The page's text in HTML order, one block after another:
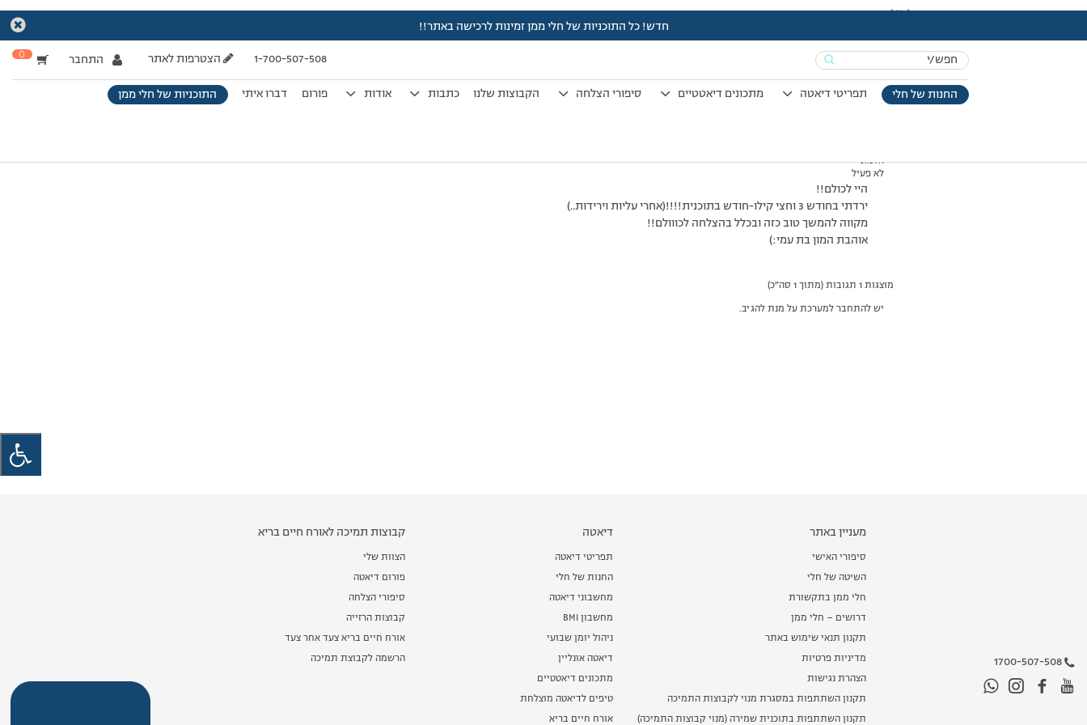
חדש! כל התוכניות של חלי ממן זמינות לרכישה באתר!!
Search
for:
1-700-507-508 הצטרפות לאתר התחבר 0
החנות של חלי תפריטי דיאטה מתכונים דיאטטיים סיפורי הצלחה הקבוצות שלנו כתבות אודות פורום דברו איתי התוכניות של חלי ממן
עמוד הבית>דיונים>פורום>עדכון שקילה!!:)
מוצגות 1 תגובות (מתוך 1 סה״כ)
15/09/2008 בשעה 20:38
#71611
אלמוני
לא פעיל
היי לכולם!!
ירדתי בחודש 3 וחצי קילו-חודש בתוכנית!!!!(אחרי עליות וירידות..)
מקווה להמשך טוב כזה ובכלל בהצלחה לכווולם!!
אוהבת המון בת עמי:)
מוצגות 1 תגובות (מתוך 1 סה״כ)
יש להתחבר למערכת על מנת להגיב.
1700-507-508
מעניין באתר
סיפורי האישי
השיטה של חלי
חלי ממן בתקשורת
דרושים – חלי ממן
תקנון תנאי שימוש באתר
מדיניות פרטיות
הצהרת נגישות
תקנון השתתפות במסגרת מנוי לקבוצות התמיכה
תקנון השתתפות בתוכנית שמירה (מנוי קבוצות התמיכה)
דיאטה
תפריטי דיאטה
החנות של חלי
מחשבוני דיאטה
מחשבון BMI
ניהול יומן שבועי
דיאטה אונליין
מתכונים דיאטטיים
טיפים לדיאטה מוצלחת
אורח חיים בריא
קבוצות תמיכה לאורח חיים בריא
הצוות שלי
פורום דיאטה
סיפורי הצלחה
קבוצות הרזייה
אורח חיים בריא צעד אחר צעד
הרשמה לקבוצת תמיכה